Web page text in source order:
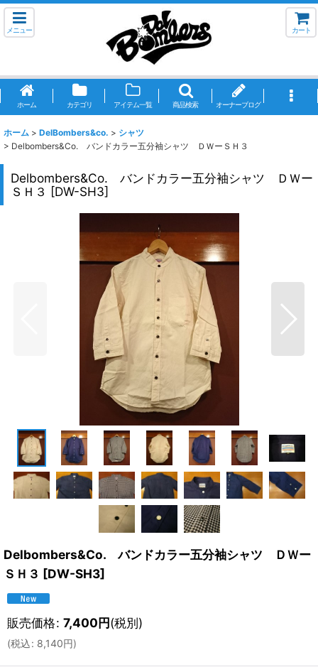
メニュー カート
ホーム カテゴリ アイテム一覧 商品検索 オーナーブログ
ホーム > DelBombers&co. > シャツ
> Delbombers&Co. バンドカラー五分袖シャツ ＤＷーＳＨ３
Delbombers&Co. バンドカラー五分袖シャツ ＤＷー
ＳＨ３ [DW-SH3]
Delbombers&Co. バンドカラー五分袖シャツ ＤＷー
ＳＨ３ [DW-SH3]
販売価格: 7,400円(税別)
(税込: 8,140円)